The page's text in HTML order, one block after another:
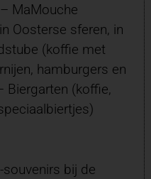
MaMouche
Oosterse sferen, in
(koffie met
hamburgers en
Biergarten (koffie,
bij de